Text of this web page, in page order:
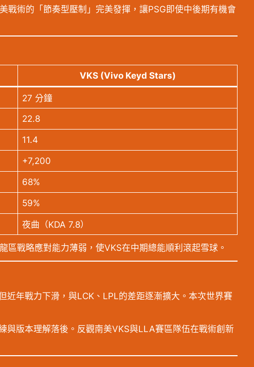
戰術的「節奏型壓制」完美發揮，讓PSG即使中後期有機會
VKS (Vivo Keyd Stars)
27 分鐘
22.8
11.4
+7,200
68%
59%
夜曲（KDA 7.8）
戰略應對能力薄弱，使VKS在中期總能順利滾起雪球。
近年戰力下滑，與LCK、LPL的差距逐漸擴大。本次世界賽
與版本理解落後。反觀南美VKS與LLA賽區隊伍在戰術創新